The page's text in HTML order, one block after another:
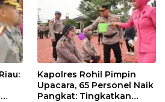
Kapolres Rohil Pimpin
Upacara, 65 Personel Naik
Pangkat: Tingkatkan